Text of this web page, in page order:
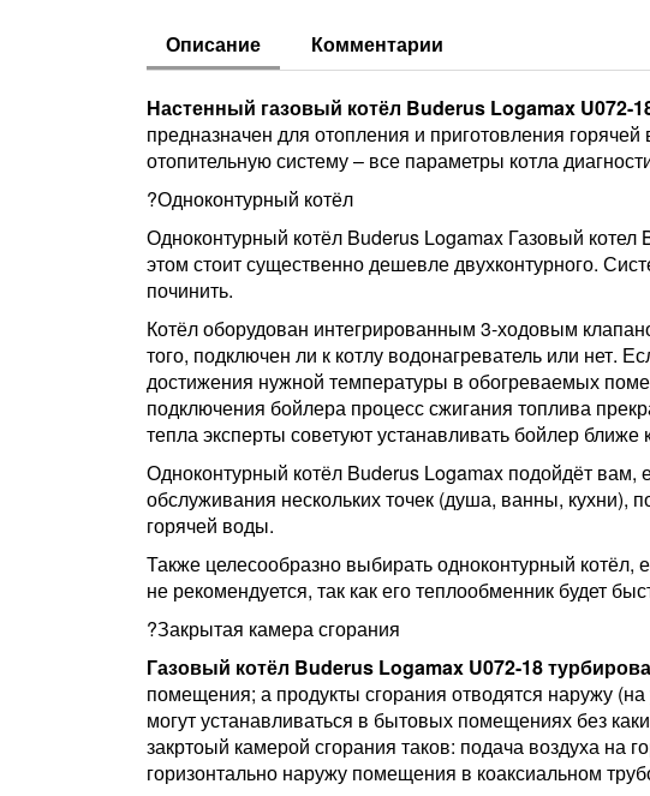
Описание Комментарии
Настенный газовый котёл Buderus Logamax
предназначен для отопления и приготовления
отопительную систему – все параметры котла
?Одноконтурный котёл
Одноконтурный котёл Buderus Logamax Газовый
этом стоит существенно дешевле двухконтурного.
починить.
Котёл оборудован интегрированным 3-ходовым
того, подключен ли к котлу водонагреватель или нет.
достижения нужной температуры в обогреваемых
подключения бойлера процесс сжигания топлива
тепла эксперты советуют устанавливать бойлер ближе
Одноконтурный котёл Buderus Logamax подойдёт
обслуживания нескольких точек (душа, ванны, кухни),
горячей воды.
Также целесообразно выбирать одноконтурный котёл,
не рекомендуется, так как его теплообменник будет
?Закрытая камера сгорания
Газовый котёл Buderus Logamax U072-18
помещения; а продукты сгорания отводятся наружу
могут устанавливаться в бытовых помещениях без
закртоый камерой сгорания таков: подача воздуха
горизонтально наружу помещения в коаксиальном